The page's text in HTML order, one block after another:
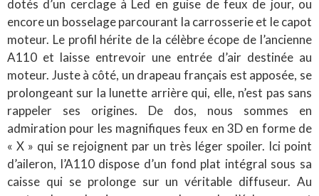
dotés d’un cerclage à Led en guise de feux de jour, ou
encore un bosselage parcourant la carrosserie et le capot
moteur. Le profil hérite de la célèbre écope de l’ancienne
A110 et laisse entrevoir une entrée d’air destinée au
moteur. Juste à côté, un drapeau français est apposée, se
prolongeant sur la lunette arrière qui, elle, n’est pas sans
rappeler ses origines. De dos, nous sommes en
admiration pour les magnifiques feux en 3D en forme de
« X » qui se rejoignent par un très léger spoiler. Ici point
d’aileron, l’A110 dispose d’un fond plat intégral sous sa
caisse qui se prolonge sur un véritable diffuseur. Au